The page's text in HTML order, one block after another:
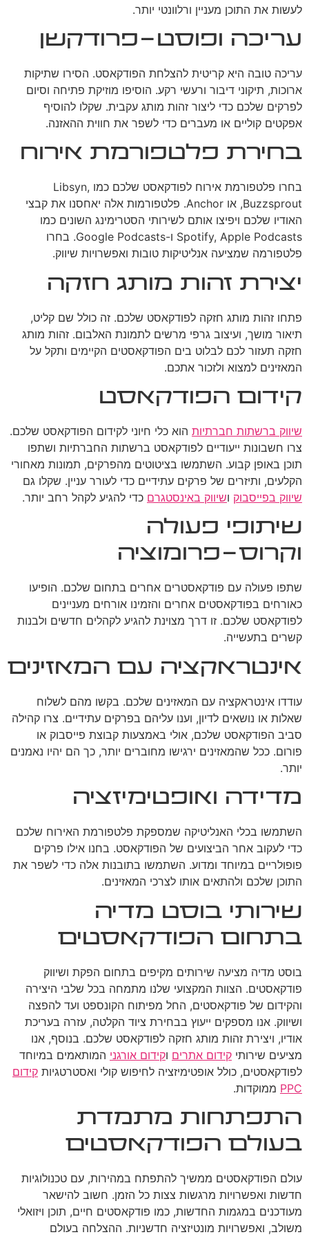
לעשות את התוכן מעניין ורלוונטי יותר.
עריכה ופוסט-פרודקשן
עריכה טובה היא קריטית להצלחת הפודקאסט. הסירו שתיקות
ארוכות, תיקוני דיבור ורעשי רקע. הוסיפו מוזיקת פתיחה וסיום
לפרקים שלכם כדי ליצור זהות מותג עקבית. שקלו להוסיף
אפקטים קוליים או מעברים כדי לשפר את חווית ההאזנה.
בחירת פלטפורמת אירוח
בחרו פלטפורמת אירוח לפודקאסט שלכם כמו Libsyn,
Buzzsprout, או Anchor. פלטפורמות אלה יאחסנו את קבצי
האודיו שלכם ויפיצו אותם לשירותי הסטרימינג השונים כמו
Spotify, Apple Podcasts ו-Google Podcasts. בחרו
פלטפורמה שמציעה אנליטיקות טובות ואפשרויות שיווק.
יצירת זהות מותג חזקה
פתחו זהות מותג חזקה לפודקאסט שלכם. זה כולל שם קליט,
תיאור מושך, ועיצוב גרפי מרשים לתמונת האלבום. זהות מותג
חזקה תעזור לכם לבלוט בים הפודקאסטים הקיימים ותקל על
המאזינים למצוא ולזכור אתכם.
קידום הפודקאסט
שיווק ברשתות חברתיות הוא כלי חיוני לקידום הפודקאסט שלכם.
צרו חשבונות ייעודיים לפודקאסט ברשתות החברתיות ושתפו
תוכן באופן קבוע. השתמשו בציטוטים מהפרקים, תמונות מאחורי
הקלעים, ותיזרים של פרקים עתידיים כדי לעורר עניין. שקלו גם
שיווק בפייסבוק ושיווק באינסטגרם כדי להגיע לקהל רחב יותר.
שיתופי פעולה
וקרוס-פרומוציה
שתפו פעולה עם פודקאסטרים אחרים בתחום שלכם. הופיעו
כאורחים בפודקאסטים אחרים והזמינו אורחים מעניינים
לפודקאסט שלכם. זו דרך מצוינת להגיע לקהלים חדשים ולבנות
קשרים בתעשייה.
אינטראקציה עם המאזינים
עודדו אינטראקציה עם המאזינים שלכם. בקשו מהם לשלוח
שאלות או נושאים לדיון, וענו עליהם בפרקים עתידיים. צרו קהילה
סביב הפודקאסט שלכם, אולי באמצעות קבוצת פייסבוק או
פורום. ככל שהמאזינים ירגישו מחוברים יותר, כך הם יהיו נאמנים
יותר.
מדידה ואופטימיזציה
השתמשו בכלי האנליטיקה שמספקת פלטפורמת האירוח שלכם
כדי לעקוב אחר הביצועים של הפודקאסט. בחנו אילו פרקים
פופולריים במיוחד ומדוע. השתמשו בתובנות אלה כדי לשפר את
התוכן שלכם ולהתאים אותו לצרכי המאזינים.
שירותי בוסט מדיה
בתחום הפודקאסטים
בוסט מדיה מציעה שירותים מקיפים בתחום הפקת ושיווק
פודקאסטים. הצוות המקצועי שלנו מתמחה בכל שלבי היצירה
והקידום של פודקאסטים, החל מפיתוח הקונספט ועד להפצה
ושיווק. אנו מספקים ייעוץ בבחירת ציוד הקלטה, עזרה בעריכת
אודיו, ויצירת זהות מותג חזקה לפודקאסט שלכם. בנוסף, אנו
מציעים שירותי קידום אתרים וקידום אורגני המותאמים במיוחד
לפודקאסטים, כולל אופטימיזציה לחיפוש קולי ואסטרטגיות קידום
PPC ממוקדות.
התפתחות מתמדת
בעולם הפודקאסטים
עולם הפודקאסטים ממשיך להתפתח במהירות, עם טכנולוגיות
חדשות ואפשרויות מרגשות צצות כל הזמן. חשוב להישאר
מעודכנים במגמות החדשות, כמו פודקאסטים חיים, תוכן ויזואלי
משולב, ואפשרויות מונטיזציה חדשניות. ההצלחה בעולם